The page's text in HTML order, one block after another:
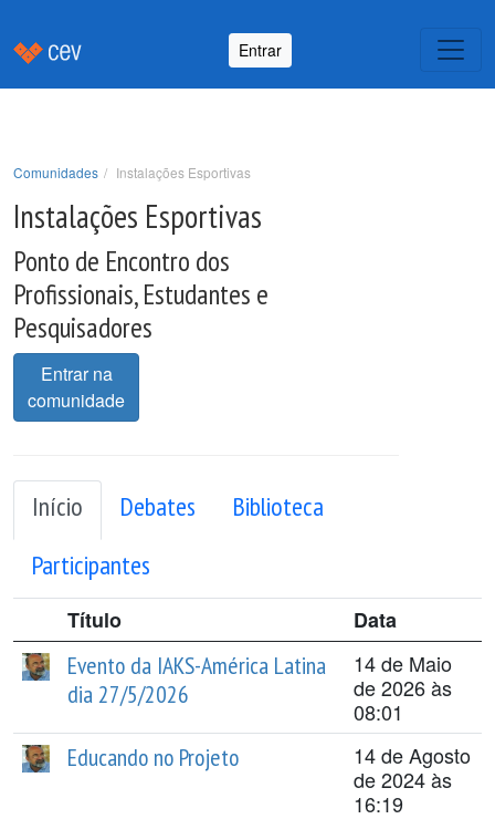
Entrar
Comunidades Instalações Esportivas
Instalações Esportivas
Ponto de Encontro dos
Profissionais, Estudantes e
Pesquisadores
Entrar na
comunidade
Início Debates
Biblioteca
Participantes
Título Data
Evento da IAKS-América Latina
dia 27/5/2026
14 de Maio
de 2026 às
08:01
Educando no Projeto
14 de Agosto
de 2024 às
16:19